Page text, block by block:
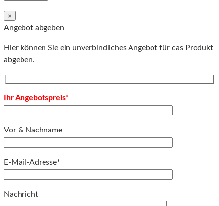
×
Angebot abgeben
Hier können Sie ein unverbindliches Angebot für das Produkt
abgeben.
Ihr Angebotspreis*
Vor & Nachname
E-Mail-Adresse*
Nachricht